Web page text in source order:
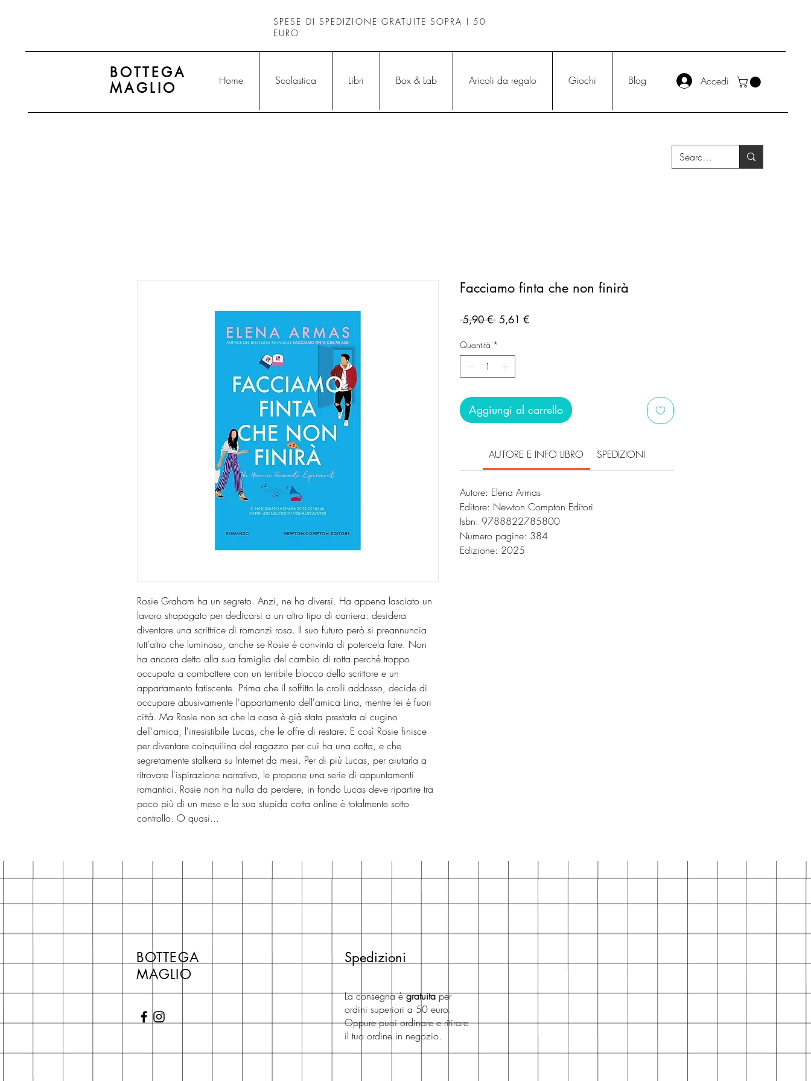
SPESE DI SPEDIZIONE GRATUITE SOPRA I 50
EURO
BOTTEGA
MAGLIO
Home Scolastica Libri Box & Lab Aricoli da regalo Giochi Blog Accedi
Rosie Graham ha un segreto. Anzi, ne ha diversi. Ha appena lasciato un
lavoro strapagato per dedicarsi a un altro tipo di carriera: desidera
diventare una scrittrice di romanzi rosa. Il suo futuro però si preannuncia
tutt'altro che luminoso, anche se Rosie è convinta di potercela fare. Non
ha ancora detto alla sua famiglia del cambio di rotta perché troppo
occupata a combattere con un terribile blocco dello scrittore e un
appartamento fatiscente. Prima che il soffitto le crolli addosso, decide di
occupare abusivamente l'appartamento dell'amica Lina, mentre lei è fuori
città. Ma Rosie non sa che la casa è già stata prestata al cugino
dell'amica, l'irresistibile Lucas, che le offre di restare. E così Rosie finisce
per diventare coinquilina del ragazzo per cui ha una cotta, e che
segretamente stalkera su Internet da mesi. Per di più Lucas, per aiutarla a
ritrovare l'ispirazione narrativa, le propone una serie di appuntamenti
romantici. Rosie non ha nulla da perdere, in fondo Lucas deve ripartire tra
poco più di un mese e la sua stupida cotta online è totalmente sotto
controllo. O quasi...
Facciamo finta che non finirà
5,90 € Prezzo
5,61 €Prezzo
Quantità *
Aggiungi al carrello
AUTORE E INFO LIBRO SPEDIZIONI
Autore: Elena Armas
Editore: Newton Compton Editori
Isbn: 9788822785800
Numero pagine: 384
Edizione: 2025
BOTTEGA
MAGLIO
Spedizioni
La consegna ègratuitaper
ordini superiori a 50 euro.
Oppure puoi ordinare e ritirare
il tuo ordine in negozio.